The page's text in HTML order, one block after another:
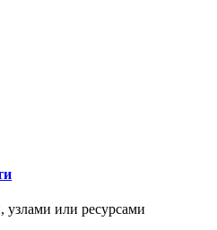
узлами или ресурсами